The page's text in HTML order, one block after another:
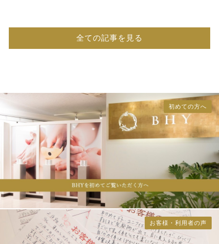
全ての記事を見る
初めての方へ
お客様・利用者の声